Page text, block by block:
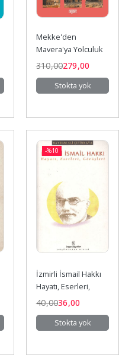
Mekke'den
Mavera'ya Yolculuk
310,00279,00
Stokta yok
-%10
İzmirli İsmail Hakkı
Hayatı, Eserleri,
Görüşleri
40,0036,00
Stokta yok